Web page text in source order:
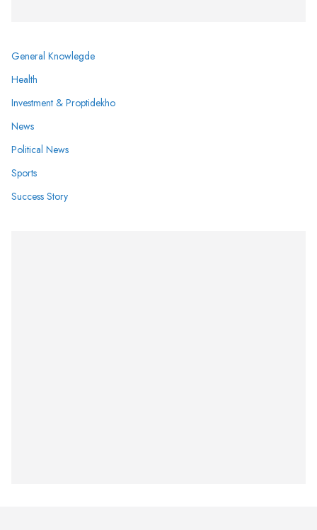
General Knowlegde
Health
Investment & Proptidekho
News
Political News
Sports
Success Story